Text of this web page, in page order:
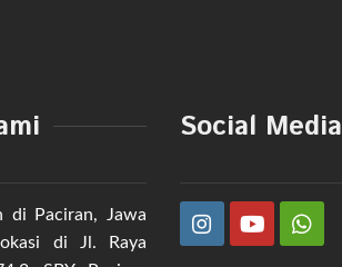
di Paciran, Jawa
di Jl. Raya
Social Media